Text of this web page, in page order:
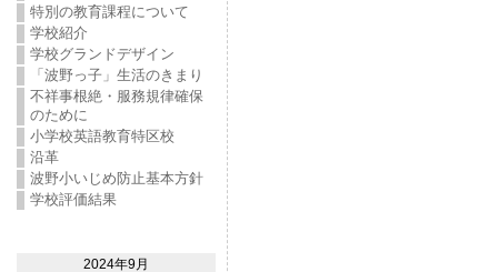
特別の教育課程について
学校紹介
学校グランドデザイン
「波野っ子」生活のきまり
不祥事根絶・服務規律確保
のために
小学校英語教育特区校
沿革
波野小いじめ防止基本方針
学校評価結果
2024年9月